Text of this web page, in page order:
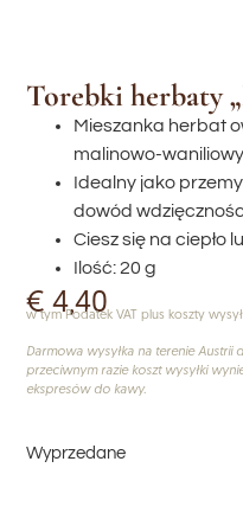
Torebki herbaty
Mieszanka herbat
malinowo-
Idealny jako
dowód
Ciesz się na ciepło
Ilość: 20 g
€4,40
w tym Podatek VAT plus koszty
Darmowa wysyłka na terenie
przeciwnym razie koszt wysyłki
ekspresów do kawy.
Wyprzedane